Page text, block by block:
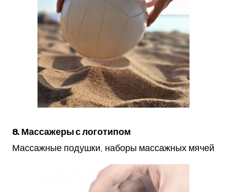
8. Массажеры с логотипом
Массажные подушки, наборы массажных мячей